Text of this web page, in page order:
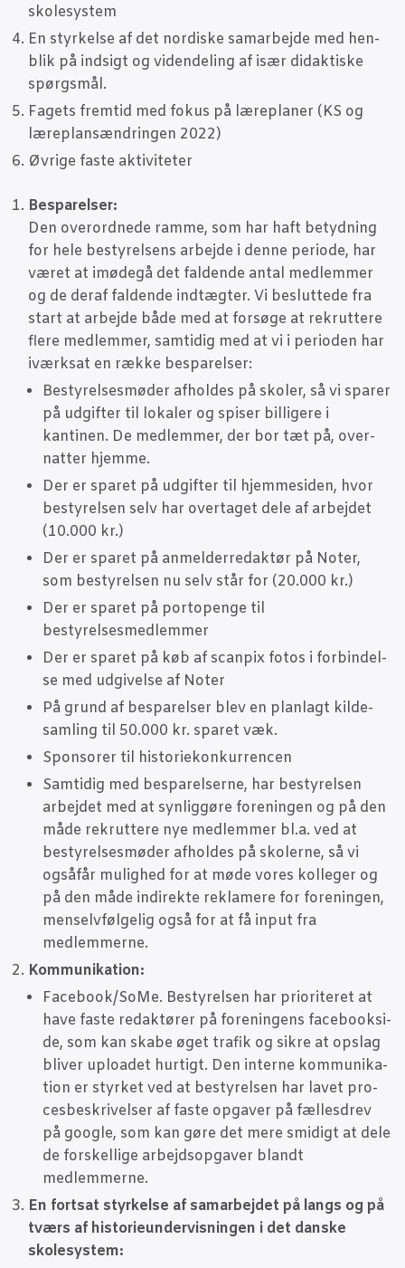
skolesystem
En styr­kel­se af det nor­di­ske sam­ar­bej­de med hen­
blik på ind­sigt og viden­de­ling af især didak­ti­ske
spørgsmål.
Fagets frem­tid med fokus på lære­pla­ner (KS og
lære­plans­æn­drin­gen 2022)
Øvri­ge faste aktiviteter
Bespa­rel­ser:
Den over­ord­ne­de ram­me, som har haft betyd­ning
for hele besty­rel­sens arbej­de i den­ne peri­o­de, har
været at imø­de­gå det fal­den­de antal med­lem­mer
og de der­af fal­den­de ind­tæg­ter. Vi beslut­te­de fra
start at arbej­de både med at for­sø­ge at rek­rut­te­re
fle­re med­lem­mer, sam­ti­dig med at vi i peri­o­den har
iværk­sat en ræk­ke besparelser:
Besty­rel­ses­mø­der afhol­des på sko­ler, så vi spa­rer
på udgif­ter til loka­ler og spi­ser bil­li­ge­re i
kan­ti­nen. De med­lem­mer, der bor tæt på, over­
nat­ter hjemme.
Der er spa­ret på udgif­ter til hjem­mesi­den, hvor
besty­rel­sen selv har over­ta­get dele af arbej­det
(10.000 kr.)
Der er spa­ret på anmel­der­re­dak­tør på Noter,
som besty­rel­sen nu selv står for (20.000 kr.)
Der er spa­ret på por­to­pen­ge til
bestyrelsesmedlemmer
Der er spa­ret på køb af scan­pix fotos i for­bin­del­
se med udgi­vel­se af Noter
På grund af bespa­rel­ser blev en plan­lagt kil­de­
sam­ling til 50.000 kr. spa­ret væk.
Sponso­rer til historiekonkurrencen
Sam­ti­dig med bespa­rel­ser­ne, har besty­rel­sen
arbej­det med at syn­lig­gø­re for­e­nin­gen og på den
måde rek­rut­te­re nye med­lem­mer bl.a. ved at
besty­rel­ses­mø­der afhol­des på sko­ler­ne, så vi
ogsåfår mulig­hed for at møde vores kol­le­ger og
på den måde indi­rek­te rek­la­me­re for for­e­nin­gen,
men­selv­føl­ge­lig også for at få input fra
medlemmerne.
Kom­mu­ni­ka­tion:
Facebook/SoMe. Besty­rel­sen har pri­o­ri­te­ret at
have faste redak­tø­rer på for­e­nin­gens face­book­si­
de, som kan ska­be øget tra­fik og sik­re at opslag
bli­ver uplo­a­det hur­tigt. Den inter­ne kom­mu­ni­ka­
tion er styr­ket ved at besty­rel­sen har lavet pro­
ces­be­skri­vel­ser af faste opga­ver på fæl­les­drev
på goog­le, som kan gøre det mere smi­digt at dele
de for­skel­li­ge arbejds­op­ga­ver blandt
medlemmerne.
En fort­sat styr­kel­se af sam­ar­bej­det på langs og på
tværs af histo­ri­e­un­der­vis­nin­gen i det dan­ske
skolesystem: